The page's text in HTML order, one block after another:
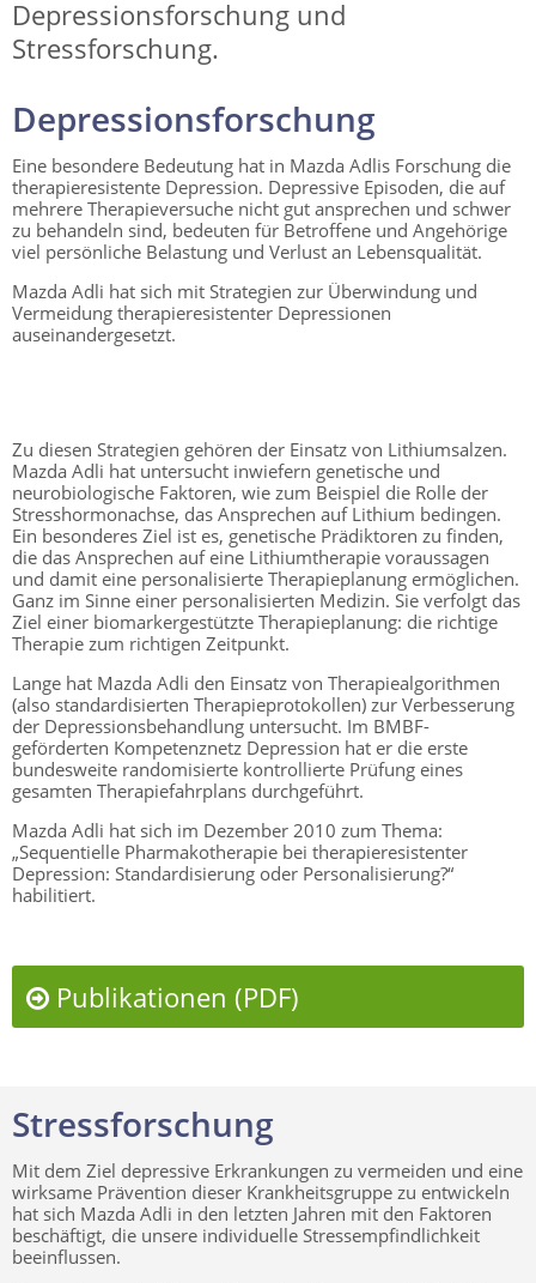
Depressionsforschung
Eine besondere Bedeutung hat in Mazda Adlis Forschung die
therapieresistente Depression. Depressive Episoden, die auf
mehrere Therapieversuche nicht gut ansprechen und schwer
zu behandeln sind, bedeuten für Betroffene und Angehörige
viel persönliche Belastung und Verlust an Lebensqualität.
Mazda Adli hat sich mit Strategien zur Überwindung und
Vermeidung therapieresistenter Depressionen
auseinandergesetzt.
Zu diesen Strategien gehören der Einsatz von Lithiumsalzen.
Mazda Adli hat untersucht inwiefern genetische und
neurobiologische Faktoren, wie zum Beispiel die Rolle der
Stresshormonachse, das Ansprechen auf Lithium bedingen.
Ein besonderes Ziel ist es, genetische Prädiktoren zu finden,
die das Ansprechen auf eine Lithiumtherapie voraussagen
und damit eine personalisierte Therapieplanung ermöglichen.
Ganz im Sinne einer personalisierten Medizin. Sie verfolgt das
Ziel einer biomarkergestützte Therapieplanung: die richtige
Therapie zum richtigen Zeitpunkt.
Lange hat Mazda Adli den Einsatz von Therapiealgorithmen
(also standardisierten Therapieprotokollen) zur Verbesserung
der Depressionsbehandlung untersucht. Im BMBF-
geförderten Kompetenznetz Depression hat er die erste
bundesweite randomisierte kontrollierte Prüfung eines
gesamten Therapiefahrplans durchgeführt.
Mazda Adli hat sich im Dezember 2010 zum Thema:
„Sequentielle Pharmakotherapie bei therapieresistenter
Depression: Standardisierung oder Personalisierung?“
habilitiert.
Publikationen (PDF)
Stressforschung
Mit dem Ziel depressive Erkrankungen zu vermeiden und eine
wirksame Prävention dieser Krankheitsgruppe zu entwickeln
hat sich Mazda Adli in den letzten Jahren mit den Faktoren
beschäftigt, die unsere individuelle Stressempfindlichkeit
beeinflussen.